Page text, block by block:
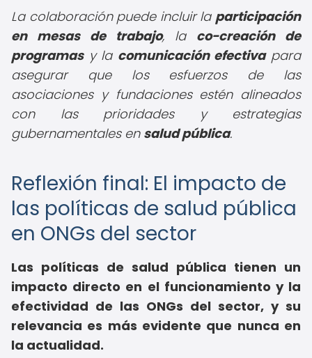
La colaboración puede incluir la participación
en mesas de trabajo, la co-creación de
programasy la comunicación efectivapara
asegurar que los esfuerzos de las
asociaciones y fundaciones estén alineados
con las prioridades y estrategias
gubernamentales en salud pública.
Reflexión final: El impacto de
las políticas de salud pública
en ONGs del sector
Las políticas de salud pública tienen un
impacto directo en el funcionamiento y la
efectividad de las ONGs del sector, y su
relevancia es más evidente que nunca en
la actualidad.